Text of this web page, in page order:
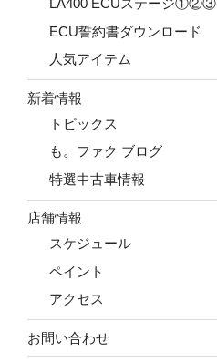
LA400 ECUステージ①②③
ECU誓約書ダウンロード
人気アイテム
新着情報
トピックス
も。ファク ブログ
特選中古車情報
店舗情報
スケジュール
ペイント
アクセス
お問い合わせ